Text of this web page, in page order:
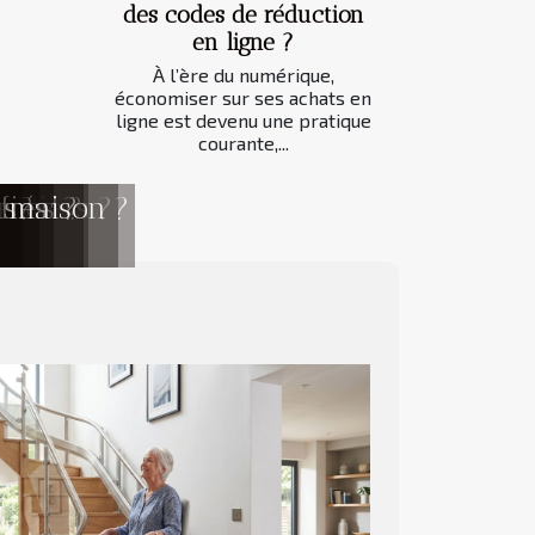
des codes de réduction
en ligne ?
À l’ère du numérique,
économiser sur ses achats en
ligne est devenu une pratique
courante,...
?
?
?
? ?